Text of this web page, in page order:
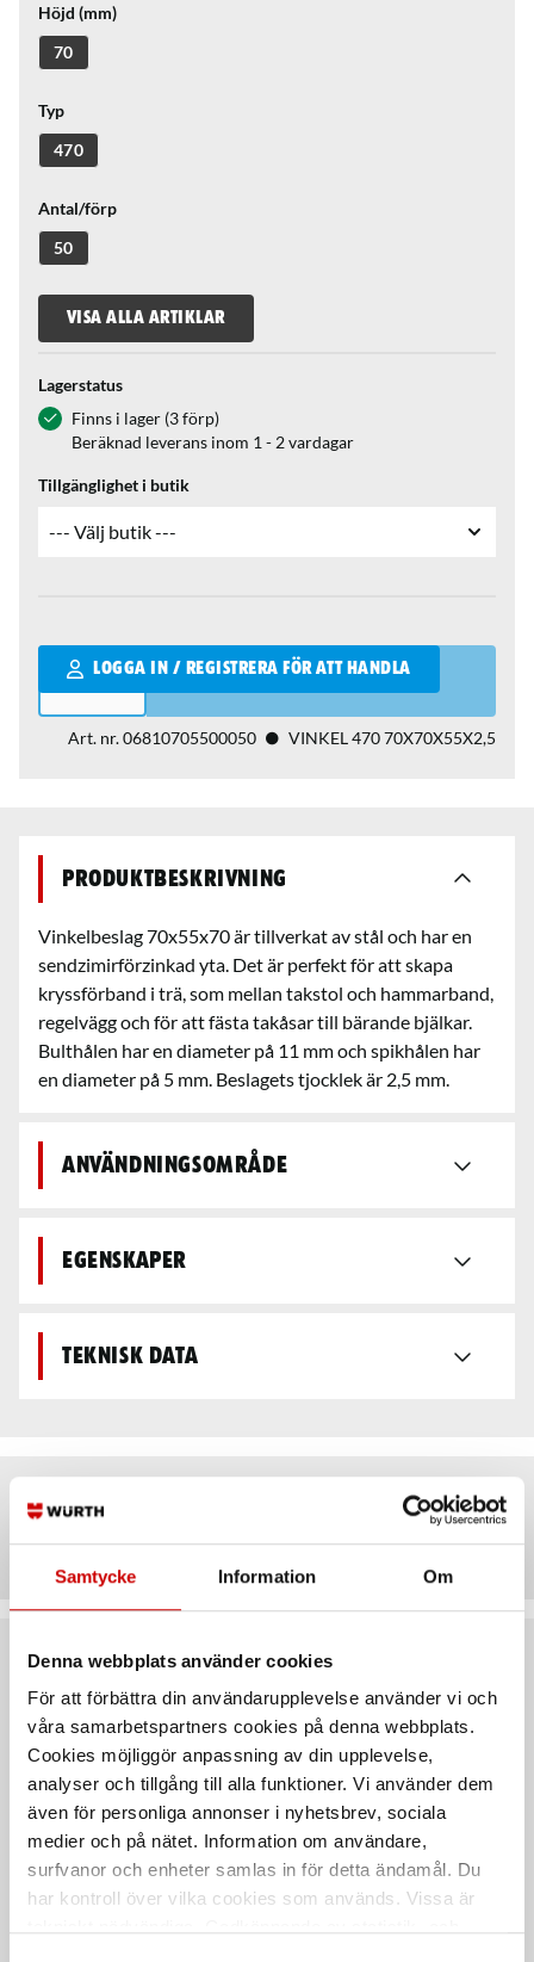
Samtycke Information Om
Denna webbplats använder cookies
För att förbättra din användarupplevelse använder vi och
våra samarbetspartners cookies på denna webbplats.
Cookies möjliggör anpassning av din upplevelse,
analyser och tillgång till alla funktioner. Vi använder dem
även för personliga annonser i nyhetsbrev, sociala
medier och på nätet. Information om användare,
surfvanor och enheter samlas in för detta ändamål. Du
har kontroll över vilka cookies som används. Vissa är
Höjd (mm)
70
Typ
470
Antal/förp
50
VISA ALLA ARTIKLAR
Lagerstatus
Finns i lager (3 förp)
Beräknad leverans inom 1 - 2 vardagar
Tillgänglighet i butik
LOGGA IN / REGISTRERA FÖR ATT HANDLA
Qantity
Art. nr.06810705500050 VINKEL 470 70X70X55X2,5
Produktbeskrivning
Vinkelbeslag 70x55x70 är tillverkat av stål och har en
sendzimirförzinkad yta. Det är perfekt för att skapa
kryssförband i trä, som mellan takstol och hammarband,
regelvägg och för att fästa takåsar till bärande bjälkar.
Bulthålen har en diameter på 11 mm och spikhålen har
en diameter på 5 mm. Beslagets tjocklek är 2,5 mm.
Användningsområde
Egenskaper
Teknisk data
Rekommenderat baserat på vald produkt